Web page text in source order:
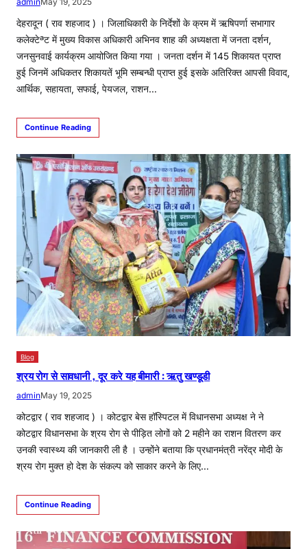
देहरादून ( राव शहजाद ) । जिलाधिकारी के निर्देशों के क्रम में ऋषिपर्णा सभागार
कलेक्टेªट में मुख्य विकास अधिकारी अभिनव शाह की अध्यक्षता में जनता दर्शन,
जनसुनवाई कार्यक्रम आयोजित किया गया । जनता दर्शन में 145 शिकायत प्राप्त
हुई जिनमें अधिकतर शिकायतें भूमि सम्बन्धी प्राप्त हुई इसके अतिरिक्त आपसी विवाद,
आर्थिक, सहायता, सफाई, पेयजल, राशन…
Continue Reading
Blog
श्रय रोग से सावधानी , दूर करे यह बीमारी : ऋतु खण्डूडी
adminMay 19, 2025
कोटद्वार ( राव शहजाद ) । कोटद्वार बेस हॉस्पिटल में विधानसभा अध्यक्ष ने ने
कोटद्वार विधानसभा के श्रय रोग से पीड़ित लोगों को 2 महीने का राशन वितरण कर
उनकी स्वास्थ्य की जानकारी ली है । उन्होंने बताया कि प्रधानमंत्री नरेंद्र मोदी के
श्रय रोग मुक्त हो देश के संकल्प को साकार करने के लिए…
Continue Reading